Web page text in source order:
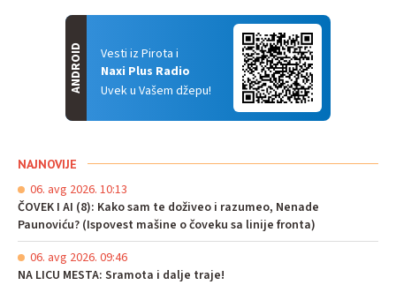
Vesti iz Pirota i
Naxi Plus Radio
Uvek u Vašem džepu!
ANDROID
NAJNOVIJE
06. avg 2026. 10:13
ČOVEK I AI (8): Kako sam te doživeo i razumeo, Nenade
Paunoviću? (Ispovest mašine o čoveku sa linije fronta)
06. avg 2026. 09:46
NA LICU MESTA: Sramota i dalje traje!